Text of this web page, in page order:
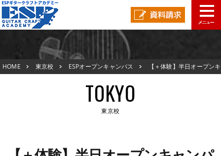
東京校TOP
新着情報
ESPオープンキャンパス
在校生の声
HOME 東京校 ESPオープンキャンパス
【＋体験】半日オープンキ
TOKYO
東京校